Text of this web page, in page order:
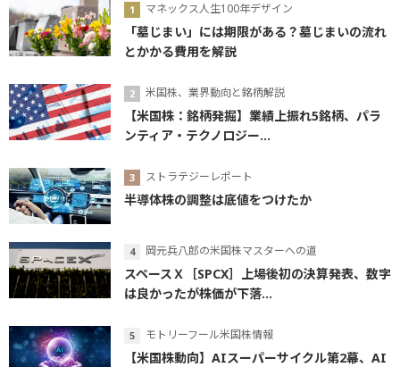
マネックス人生100年デザイン
「墓じまい」には期限がある？墓じまいの流れ
とかかる費用を解説
米国株、業界動向と銘柄解説
【米国株：銘柄発掘】業績上振れ5銘柄、パラ
ンティア・テクノロジー...
ストラテジーレポート
半導体株の調整は底値をつけたか
岡元兵八郎の米国株マスターへの道
スペースＸ［SPCX］上場後初の決算発表、数字
は良かったが株価が下落...
モトリーフール米国株情報
【米国株動向】AIスーパーサイクル第2幕、AI